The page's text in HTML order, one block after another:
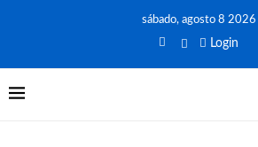
sábado, agosto 8 2026
Login